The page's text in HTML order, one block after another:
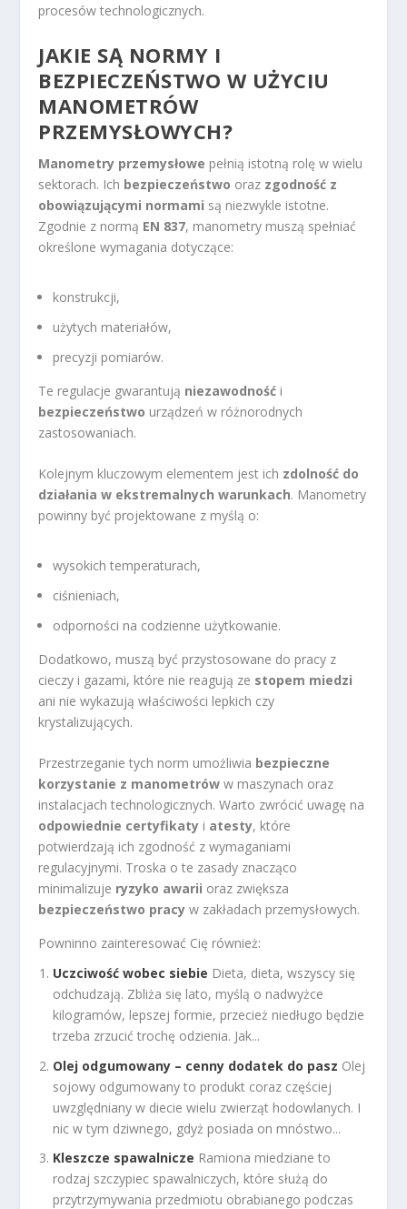
procesów technologicznych.
JAKIE SĄ NORMY I
BEZPIECZEŃSTWO W UŻYCIU
MANOMETRÓW
PRZEMYSŁOWYCH?
Manometry przemysłowe pełnią istotną rolę w wielu
sektorach. Ich bezpieczeństwo oraz zgodność z
obowiązującymi normami są niezwykle istotne.
Zgodnie z normą EN 837, manometry muszą spełniać
określone wymagania dotyczące:
konstrukcji,
użytych materiałów,
precyzji pomiarów.
Te regulacje gwarantują niezawodność i
bezpieczeństwo urządzeń w różnorodnych
zastosowaniach.
Kolejnym kluczowym elementem jest ich zdolność do
działania w ekstremalnych warunkach. Manometry
powinny być projektowane z myślą o:
wysokich temperaturach,
ciśnieniach,
odporności na codzienne użytkowanie.
Dodatkowo, muszą być przystosowane do pracy z
cieczy i gazami, które nie reagują ze stopem miedzi
ani nie wykazują właściwości lepkich czy
krystalizujących.
Przestrzeganie tych norm umożliwia bezpieczne
korzystanie z manometrów w maszynach oraz
instalacjach technologicznych. Warto zwrócić uwagę na
odpowiednie certyfikaty i atesty, które
potwierdzają ich zgodność z wymaganiami
regulacyjnymi. Troska o te zasady znacząco
minimalizuje ryzyko awarii oraz zwiększa
bezpieczeństwo pracy w zakładach przemysłowych.
Powninno zainteresować Cię również:
Uczciwość wobec siebie Dieta, dieta, wszyscy się
odchudzają. Zbliża się lato, myślą o nadwyżce
kilogramów, lepszej formie, przecież niedługo będzie
trzeba zrzucić trochę odzienia. Jak...
Olej odgumowany – cenny dodatek do pasz Olej
sojowy odgumowany to produkt coraz częściej
uwzględniany w diecie wielu zwierząt hodowlanych. I
nic w tym dziwnego, gdyż posiada on mnóstwo...
Kleszcze spawalnicze Ramiona miedziane to
rodzaj szczypiec spawalniczych, które służą do
przytrzymywania przedmiotu obrabianego podczas